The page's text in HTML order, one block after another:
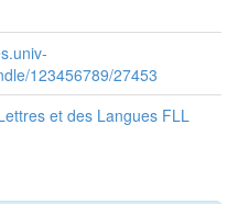
123456789/27453
et des Langues FLL